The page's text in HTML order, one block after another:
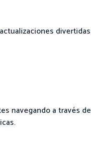
divertidas
navegando a través de